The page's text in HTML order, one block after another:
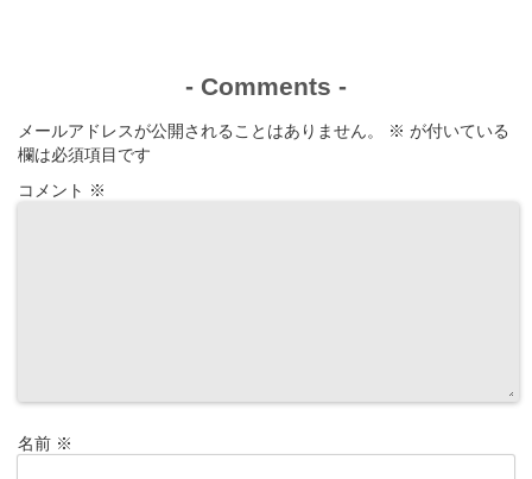
- Comments -
メールアドレスが公開されることはありません。 ※ が付いている
欄は必須項目です
コメント ※
名前 ※